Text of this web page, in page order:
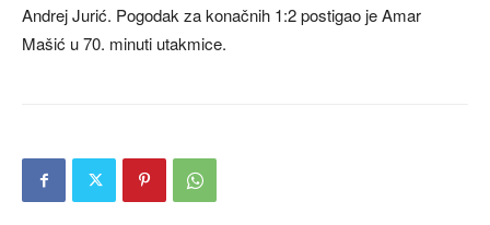
Andrej Jurić. Pogodak za konačnih 1:2 postigao je Amar
Mašić u 70. minuti utakmice.